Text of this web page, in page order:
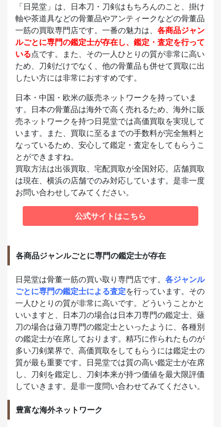
「日晃堂」は、日本刀・刀剣はもちろんのこと、掛け
軸や茶道具などの骨董品やアンティークなどの骨董品
一筋の買取専門店です。一番の魅力は、 各商品ジャン
ルごとに専門の鑑定士が存在し、鑑定・査定を行って
いる点です。また、その一人ひとりの質が非常に高い
ため、刀剣だけでなく、他の骨董品も併せて買取に出
したい方には非常におすすめです。
日本・中国・欧米の販売ネットワークを持っていま
す。日本の骨董品は海外で高く売れるため、海外に販
売ネットワークを持つ日晃堂では高価買取を実現して
います。また、買取に至るまでの手数料が完全無料と
なっているため、安心して鑑定・査定をしてもらうこ
とができますね。
買取方法は出張買取、宅配買取が全国対応。店舗買取
は現在、横浜の店舗でのみ対応しています。是非一度
お問い合わせしてみてください。
公式サイトはこちら
各商品ジャンルごとに専門の鑑定士が存在
日晃堂は骨董一筋の買い取り専門店です。 各ジャンル
ごとに専門の鑑定士による査定を行っています。その
一人ひとりの質が非常に高いです。どういうことかと
いいますと、日本刀の場合は日本刀専門の鑑定士、薙
刀の場合は薙刀専門の鑑定士といったように、各種別
の鑑定士が在席しております。精巧に作られたものが
多い刀剣業界で、高価買取をしてもらうには鑑定士の
質が最も重要です。日晃堂では質の高い鑑定士が在席
し、刀剣を鑑定し、刀剣本来が持つ価値を最大限評価
していきます。是非一度問い合わせてみてください。
豊富な海外ネットワーク